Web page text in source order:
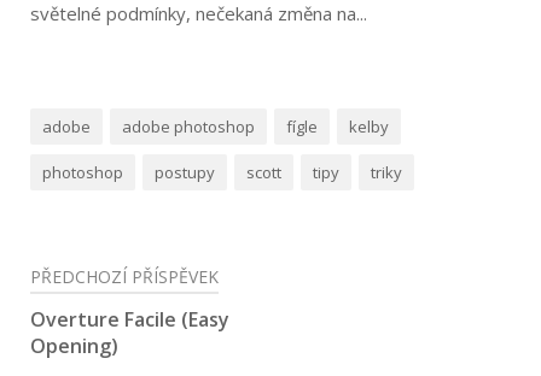
světelné podmínky, nečekaná změna na...
adobe adobe photoshop fígle kelby
photoshop postupy scott tipy triky
Navigace
pro
příspěvek
PŘEDCHOZÍ PŘÍSPĚVEK
Overture Facile (Easy
Opening)